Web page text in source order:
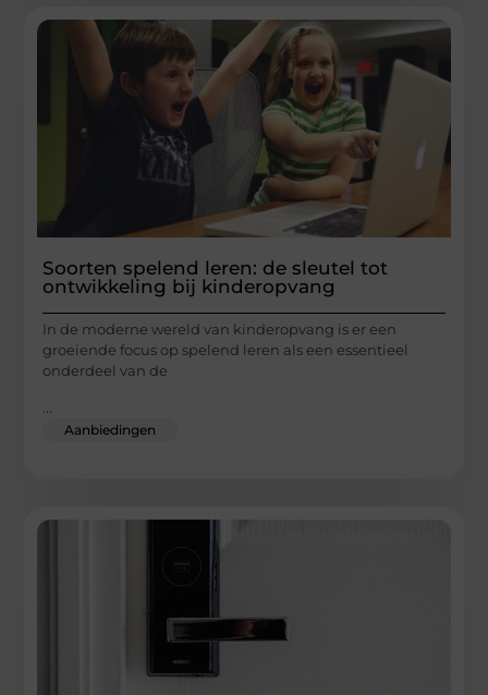
Soorten spelend leren: de sleutel tot
ontwikkeling bij kinderopvang
In de moderne wereld van kinderopvang is er een
groeiende focus op spelend leren als een essentieel
onderdeel van de
Aanbiedingen